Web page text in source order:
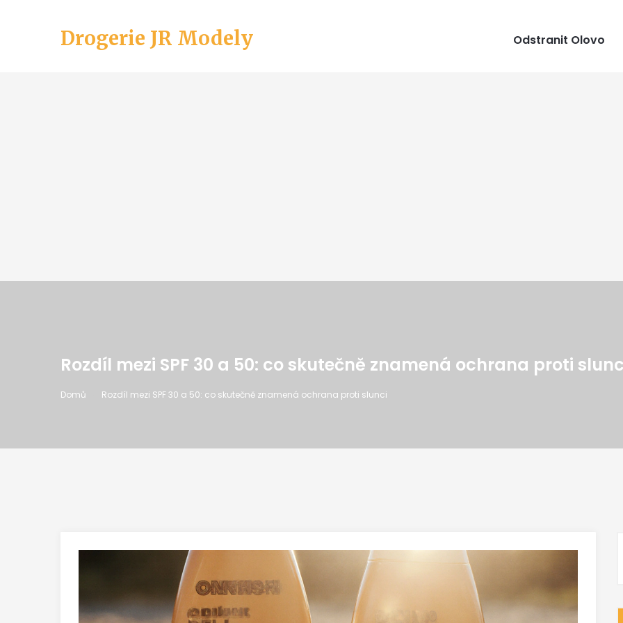
Drogerie JR Modely Odstranit Olovo
Rozdíl mezi SPF 30 a 50: co skutečně znamená ochrana proti
Domů Rozdíl mezi SPF 30 a 50: co skutečně znamená ochrana proti slunci